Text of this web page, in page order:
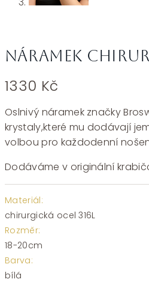
Náramek
1330 Kč
Oslnivý náramek značky
krystaly,které mu dodávají
volbou pro každodenní
Dodáváme v originální
Materiál:
chirurgická ocel 316L
Rozměr:
18-20cm
Barva:
bílá